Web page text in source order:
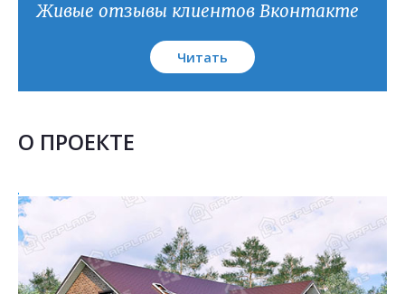
Живые отзывы клиентов Вконтакте
Читать
О ПРОЕКТЕ